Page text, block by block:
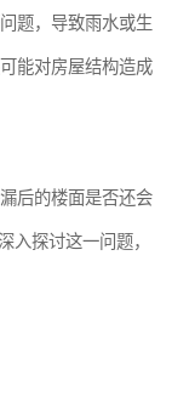
题，导致雨水或生
能对房屋结构造成
后的楼面是否还会
入探讨这一问题，